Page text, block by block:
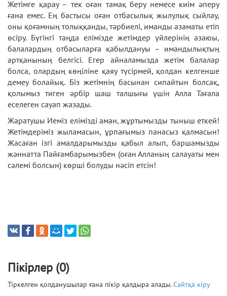
Жетімге қарау – тек оған тамақ беру немесе киім әперу
ғана емес. Ең бастысы оған отбасылық жылулық сыйлау,
оны қоғамның толыққанды, тәрбиелі, иманды азаматы етіп
өсіру. Бүгінгі таңда елімізде жетімдер үйлерінің азаюы,
балалардың отбасыларға қабылдануы – имандылықтың
артқанының белгісі. Егер айналамызда жетім балалар
болса, олардың көңіліне қаяу түсірмей, қолдан келгенше
демеу болайық. Біз жетімнің басынан сипайтын болсақ,
қолымыз тиген әрбір шаш талшығы үшін Алла Тағала
еселеген сауап жазады.
Жаратушы Иеміз елімізді аман, жұртымызды тыныш еткей!
Жетімдеріміз жыламасын, ұрпағымыз панасыз қалмасын!
Жасаған ізгі амалдарымызды қабыл алып, баршамызды
жәннатта Пайғамбарымызбен (оған Алланың салауаты мен
сәлемі болсын) көрші болуды нәсіп етсін!
Пікірлер (0)
Тіркелген қолданушылар ғана пікір қалдыра алады.Сайтқа кіру